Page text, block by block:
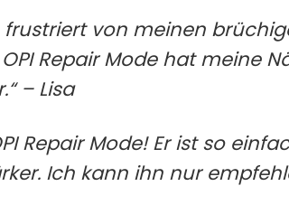
frustriert von meinen
Repair Mode hat meine
– Lisa
Repair Mode! Er ist so
Ich kann ihn nur